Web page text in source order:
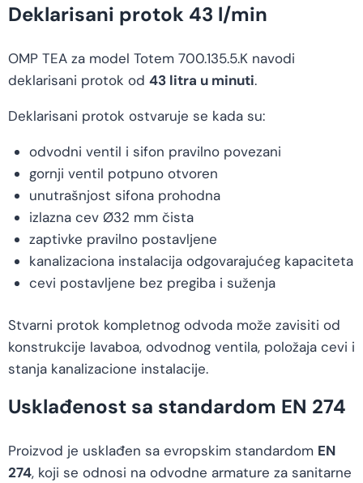
Deklarisani protok 43 l/min
OMP TEA za model Totem 700.135.5.K navodi
deklarisani protok od 43 litra u minuti.
Deklarisani protok ostvaruje se kada su:
odvodni ventil i sifon pravilno povezani
gornji ventil potpuno otvoren
unutrašnjost sifona prohodna
izlazna cev Ø32 mm čista
zaptivke pravilno postavljene
kanalizaciona instalacija odgovarajućeg kapaciteta
cevi postavljene bez pregiba i suženja
Stvarni protok kompletnog odvoda može zavisiti od
konstrukcije lavaboa, odvodnog ventila, položaja cevi i
stanja kanalizacione instalacije.
Usklađenost sa standardom EN 274
Proizvod je usklađen sa evropskim standardom EN
274, koji se odnosi na odvodne armature za sanitarne